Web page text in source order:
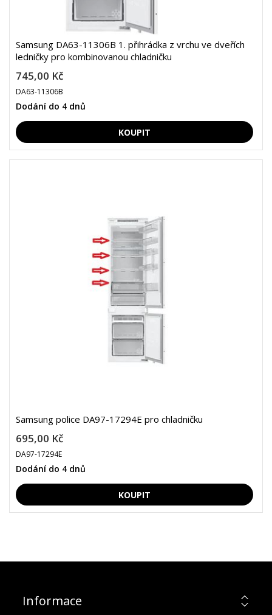
Samsung DA63-11306B 1. přihrádka z vrchu ve dveřích
ledničky pro kombinovanou chladničku
745,00 Kč
DA63-11306B
Dodání do 4 dnů
Samsung police DA97-17294E pro chladničku
695,00 Kč
DA97-17294E
Dodání do 4 dnů
Informace